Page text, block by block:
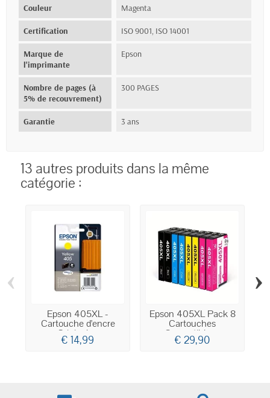
Couleur Magenta
Certification ISO 9001, ISO 14001
Marque de
l'imprimante
Epson
Nombre de pages (à
5% de recouvrement)
300 PAGES
Garantie 3 ans
13 autres produits dans la même
catégorie :
Epson 405XL -
Cartouche d'encre
Originale...
€ 14,99
Epson 405XL Pack 8
Cartouches
Compatibles...
€ 29,90
‹ ›